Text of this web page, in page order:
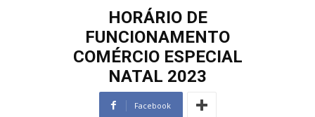
HORÁRIO DE
FUNCIONAMENTO
COMÉRCIO ESPECIAL
NATAL 2023
Facebook